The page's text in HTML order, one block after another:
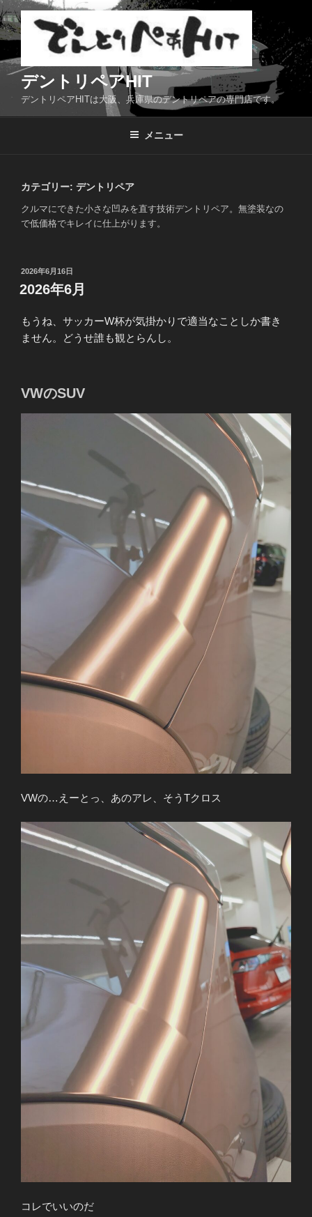
コ
ン
テ
ン
ツ
デントリペアHIT
デントリペアHITは大阪、兵庫県のデントリペアの専門店です。
メニュー
カテゴリー: デントリペア
クルマにできた小さな凹みを直す技術デントリペア。無塗装なの
で低価格でキレイに仕上がります。
投
稿
日:
2026年6月16日
2026年6月
もうね、サッカーW杯が気掛かりで適当なことしか書き
ません。どうせ誰も観とらんし。
VWのSUV
VWの…えーとっ、あのアレ、そうTクロス
コレでいいのだ